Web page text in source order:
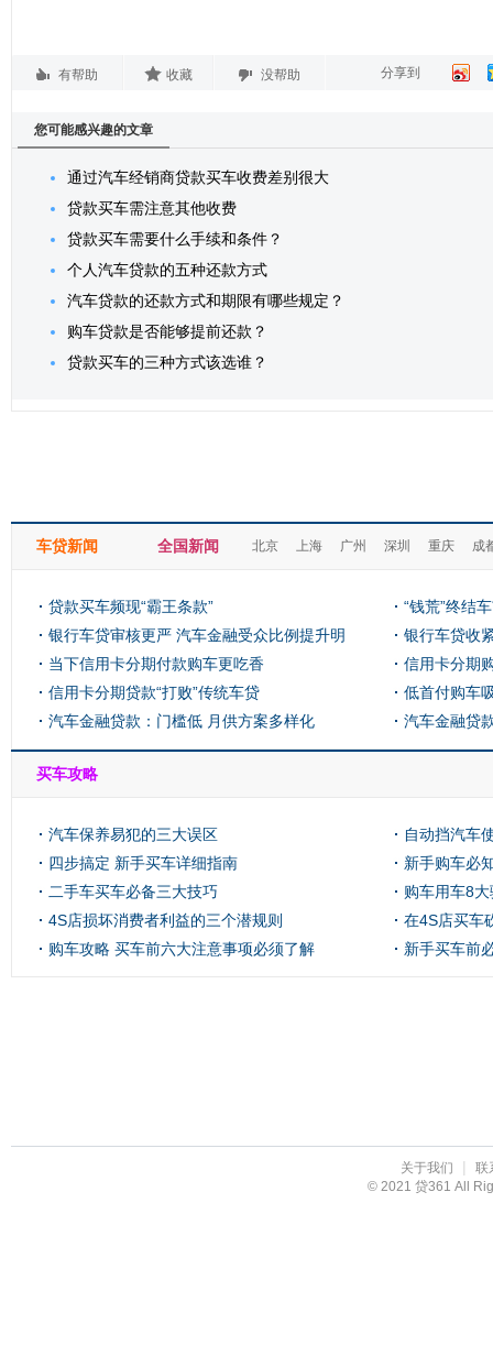
有帮助 收藏 没帮助 分享到
您可能感兴趣的文章
通过汽车经销商贷款买车收费差别很大
贷款买车需注意其他收费
贷款买车需要什么手续和条件？
个人汽车贷款的五种还款方式
汽车贷款的还款方式和期限有哪些规定？
购车贷款是否能够提前还款？
贷款买车的三种方式该选谁？
车贷新闻 全国新闻 北京 上海 广州 深圳 重庆 成
贷款买车频现“霸王条款”
银行车贷审核更严 汽车金融受众比例提升明
显当下信用卡分期付款购车更吃香
信用卡分期贷款“打败”传统车贷
汽车金融贷款：门槛低 月供方案多样化
“钱荒”终结
银行车贷收
信用卡分期
低首付购车
汽车金融贷
买车攻略
汽车保养易犯的三大误区
四步搞定 新手买车详细指南
二手车买车必备三大技巧
4S店损坏消费者利益的三个潜规则
购车攻略 买车前六大注意事项必须了解
自动挡汽车
新手购车必
购车用车8
在4S店买车
新手买车前
关于我们 |
联
© 2021 贷361 All